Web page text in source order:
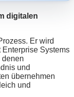
digitalen
Er wird
Systems
denen
und
übernehmen
und